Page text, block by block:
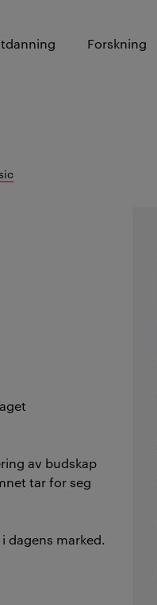
Forskning
av budskap
tar for seg
dagens marked.